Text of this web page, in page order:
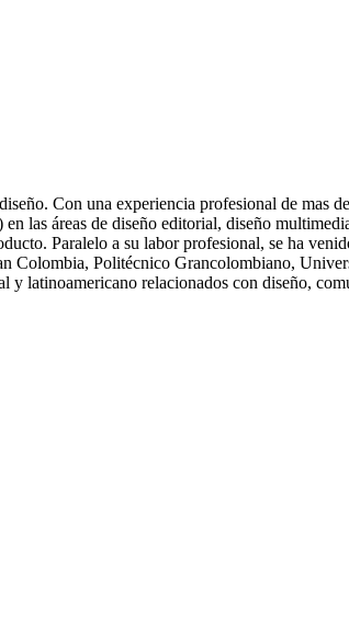
Con una experiencia profesional de mas
las áreas de diseño editorial, diseño
Paralelo a su labor profesional, se ha
Colombia, Politécnico Grancolombiano,
latinoamericano relacionados con diseño,